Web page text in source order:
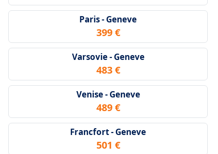
Paris - Geneve
399 €
Varsovie - Geneve
483 €
Venise - Geneve
489 €
Francfort - Geneve
501 €